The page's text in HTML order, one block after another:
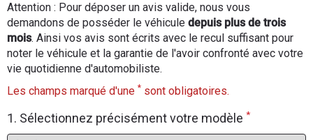
d'achat
Electriques
Flottes
Auto
Attention : Pour déposer un avis valide, nous vous
demandons de posséder le véhicule depuis plus de trois
mois. Ainsi vos avis sont écrits avec le recul suffisant pour
noter le véhicule et la garantie de l'avoir confronté avec votre
vie quotidienne d'automobiliste.
Les champs marqué d'une * sont obligatoires.
1. Sélectionnez précisément votre modèle *